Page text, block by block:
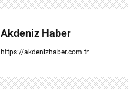
Akdeniz Haber
https://akdenizhaber.com.tr